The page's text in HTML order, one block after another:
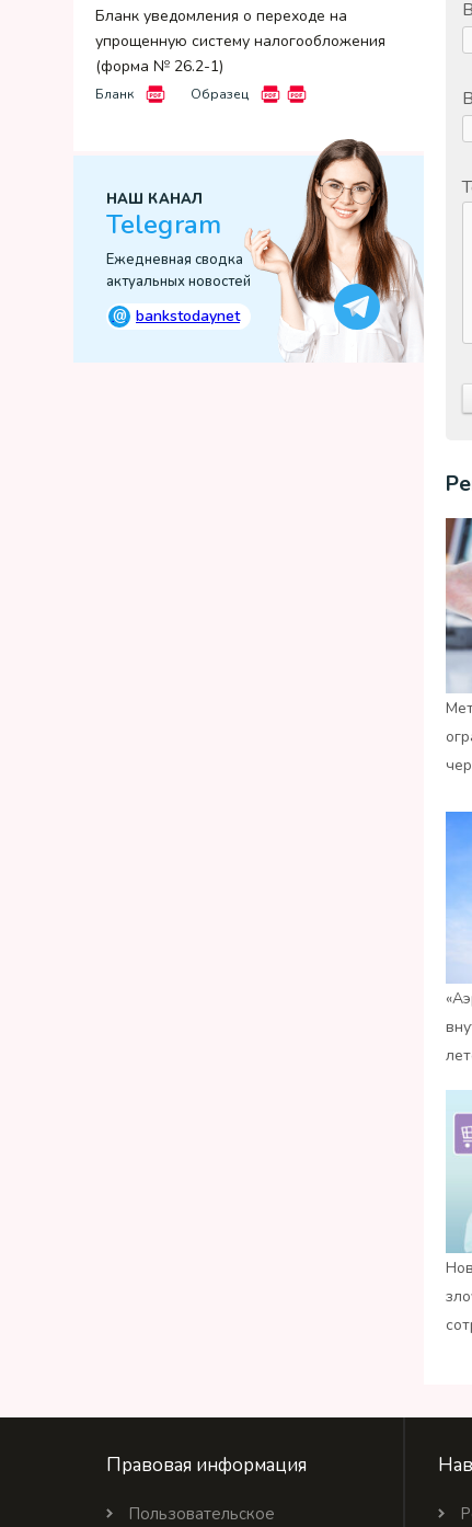
Бланк уведомления о переходе на
упрощенную систему налогообложения
(форма № 26.2-1)
Бланк Образец
НАШ КАНАЛ
Telegram
Ежедневная сводка
актуальных новостей
@ bankstodaynet
Правовая информация
Пользовательское